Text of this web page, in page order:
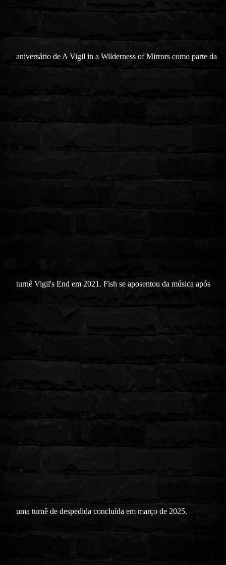
aniversário de A Vigil in a Wilderness of Mirrors como parte da
turnê Vigil's End em 2021. Fish se aposentou da música após
uma turnê de despedida concluída em março de 2025.